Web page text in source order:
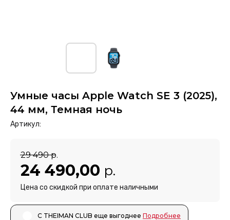
Умные часы Apple Watch SE 3 (2025),
44 мм, Темная ночь
Артикул:
Цена со скидкой при оплате наличными
24 490,00 р.
29 490 р.
С THEIMAN CLUB еще выгоднее ㅤㅤ Подробнее